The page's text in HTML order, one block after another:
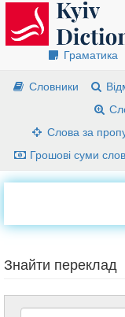
Граматика
Словники
Слова за
Грошові суми
Знайти переклад